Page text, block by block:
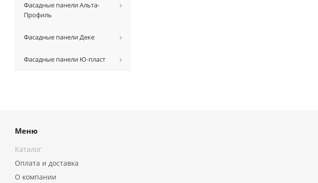
Фасадные панели Альта-
Профиль
Фасадные панели Деке
Фасадные панели Ю-пласт
Меню
Каталог
Оплата и доставка
О компании